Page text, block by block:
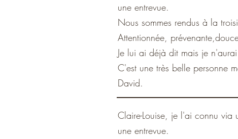
une entrevue.
Nous sommes rendus à la
Attentionnée,
Je lui ai déjà dit mais je
C'est une très belle personne
David.
Claire-Louise, je l'ai connu
une entrevue.